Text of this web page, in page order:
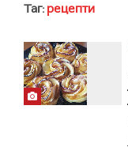
Таг: рецепти